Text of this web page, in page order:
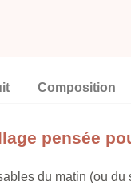
Composition
pensée
du matin (ou du